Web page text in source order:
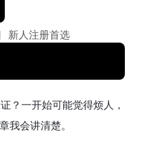
新人注册首选
？一开始可能觉得烦人，
我会讲清楚。